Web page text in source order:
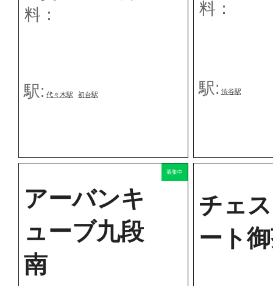
料：
駅: 代々木駅 初台駅
料：
駅: 渋谷駅
アーバンキ
ューブ九段
南
募集中
チェ
ート